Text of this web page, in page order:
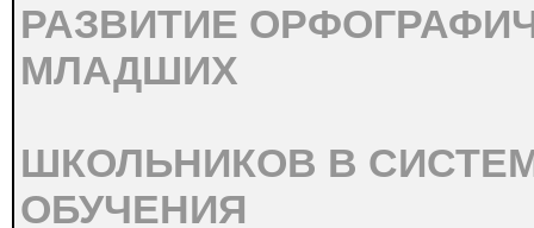
РАЗВИТИЕ
МЛАДШИХ
ШКОЛЬНИКОВ В
ОБУЧЕНИЯ